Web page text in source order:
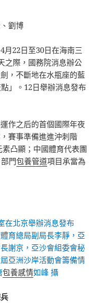
劉博
月22日至30日在海南三
之際，國務院消息辦公
，不斷地在水瓶座的藍
」。12日舉辦消息發布
作之后的首個國際年夜
賽事準備進進沖刺階
凸顯；中國體育代表團
門包養管道項目承當為
在北京舉辦消息發布
育總局副局長李靜，亞
謝京，亞沙會組委會秘
亞洲沙岸活動會籌備情
包養感情如峰 攝